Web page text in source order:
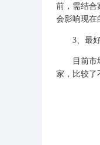
前，需结合
会影响现在
3、最好
目前市
家，比较了